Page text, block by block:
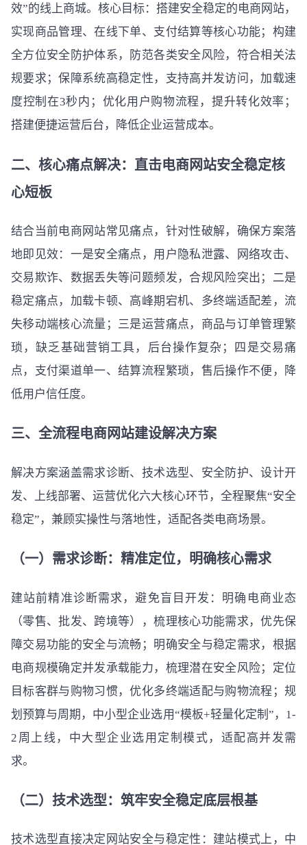
效”的线上商城。核心目标：搭建安全稳定的电商网站，
实现商品管理、在线下单、支付结算等核心功能；构建
全方位安全防护体系，防范各类安全风险，符合相关法
规要求；保障系统高稳定性，支持高并发访问，加载速
度控制在3秒内；优化用户购物流程，提升转化效率；
搭建便捷运营后台，降低企业运营成本。
二、核心痛点解决：直击电商网站安全稳定核
心短板
结合当前电商网站常见痛点，针对性破解，确保方案落
地即见效：一是安全痛点，用户隐私泄露、网络攻击、
交易欺诈、数据丢失等问题频发，合规风险突出；二是
稳定痛点，加载卡顿、高峰期宕机、多终端适配差，流
失移动端核心流量；三是运营痛点，商品与订单管理繁
琐，缺乏基础营销工具，后台操作复杂；四是交易痛
点，支付渠道单一、结算流程繁琐，售后操作不便，降
低用户信任度。
三、全流程电商网站建设解决方案
解决方案涵盖需求诊断、技术选型、安全防护、设计开
发、上线部署、运营优化六大核心环节，全程聚焦“安全
稳定”，兼顾实操性与落地性，适配各类电商场景。
（一）需求诊断：精准定位，明确核心需求
建站前精准诊断需求，避免盲目开发：明确电商业态
（零售、批发、跨境等），梳理核心功能需求，优先保
障交易功能的安全与流畅；明确安全与稳定需求，根据
电商规模确定并发承载能力，梳理潜在安全风险；定位
目标客群与购物习惯，优化多终端适配与购物流程；规
划预算与周期，中小型企业选用“模板+轻量化定制”，1-
2周上线，中大型企业选用定制模式，适配高并发需
求。
（二）技术选型：筑牢安全稳定底层根基
技术选型直接决定网站安全与稳定性：建站模式上，中